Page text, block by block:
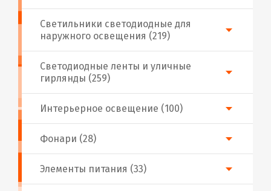
Фонари (28)
Интерьерное освещение (100)
Светодиодные ленты и уличные
гирлянды (259)
Светильники светодиодные для
наружного освещения (219)
Элементы питания (33)